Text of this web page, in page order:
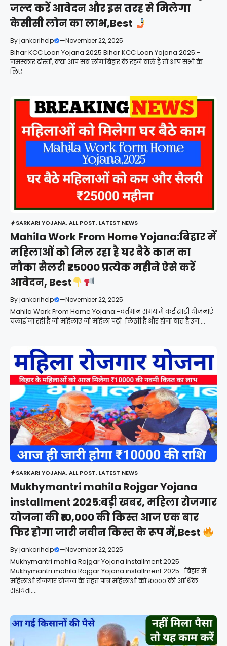
जल्द करें आवेदन और इस तरह से मिलेगा
केसीसी लोन का लाभ,Best
Byjankarihelp —November 22, 2025
Bihar KCC Loan Yojana 2025 Bihar KCC Loan Yojana 2025:-
नमस्कार दोस्तों, क्या आप सब लोग बिहार के रहने वाले हैं तो आप सभी के
लिए....
SARKARI YOJANA,ALL POST, LATEST NEWS
Mahila Work From Home Yojana:बिहार में
महिलाओं को मिल रहा है घर बैठे काम का
मौका सैलरी ₹25000 प्रत्येक महीने ऐसे करें
आवेदन, Best
Byjankarihelp —November 22, 2025
Mahila Work From Home Yojana:-वर्तमान समय में कई साड़ी योजनाएं
चलाई जा रही है जो महिलाएं जो महिला पढ़ी-लिखी है और होना बात है उन....
SARKARI YOJANA,ALL POST, LATEST NEWS
Mukhymantri mahila Rojgar Yojana
installment 2025:बड़ी खबर, महिला रोजगार
योजना की ₹10,000 की किस्त आज एक बार
फिर होगा जारी नवीन किस्त के रूप में,Best
Byjankarihelp —November 22, 2025
Mukhymantri mahila Rojgar Yojana installment 2025
Mukhymantri mahila Rojgar Yojana installment 2025:-बिहार में
महिलाओं रोजगार योजना के तहत पात्र महिलाओं को ₹10000 की आर्थिक
सहायता....